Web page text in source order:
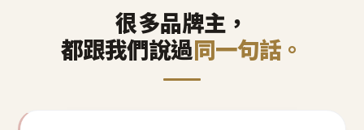
很多品牌主，
都跟我們說過同一句話。